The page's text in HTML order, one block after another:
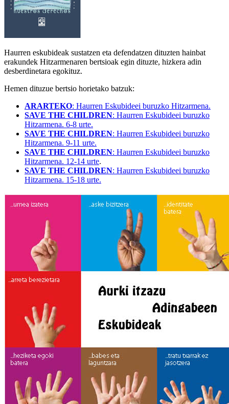
Haurren eskubideak sustatzen eta defendatzen dituzten hainbat
erakundek Hitzarmenaren bertsioak egin dituzte, hizkera adin
desberdinetara egokituz.
Hemen dituzue bertsio horietako batzuk:
ARARTEKO: Haurren Eskubideei buruzko Hitzarmena.
SAVE THE CHILDREN: Haurren Eskubideei buruzko
Hitzarmena. 6-8 urte.
SAVE THE CHILDREN: Haurren Eskubideei buruzko
Hitzarmena. 9-11 urte.
SAVE THE CHILDREN: Haurren Eskubideei buruzko
Hitzarmena. 12-14 urte.
SAVE THE CHILDREN: Haurren Eskubideei buruzko
Hitzarmena. 15-18 urte.